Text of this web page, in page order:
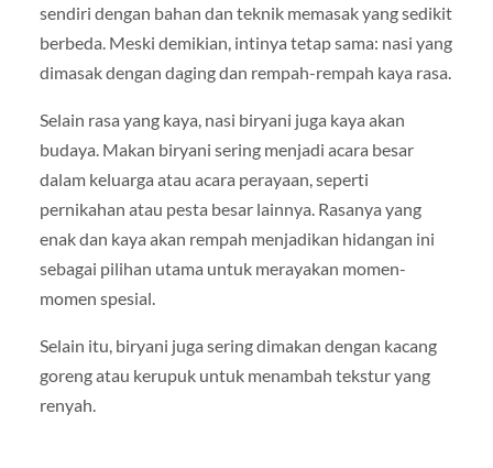
sendiri dengan bahan dan teknik memasak yang sedikit
berbeda. Meski demikian, intinya tetap sama: nasi yang
dimasak dengan daging dan rempah-rempah kaya rasa.
Selain rasa yang kaya, nasi biryani juga kaya akan
budaya. Makan biryani sering menjadi acara besar
dalam keluarga atau acara perayaan, seperti
pernikahan atau pesta besar lainnya. Rasanya yang
enak dan kaya akan rempah menjadikan hidangan ini
sebagai pilihan utama untuk merayakan momen-
momen spesial.
Selain itu, biryani juga sering dimakan dengan kacang
goreng atau kerupuk untuk menambah tekstur yang
renyah.